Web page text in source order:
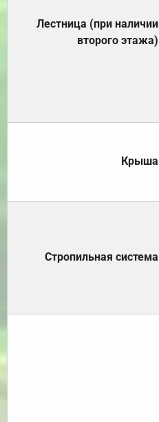
Лестница (при наличии
второго этажа)
Крыша
Стропильная система